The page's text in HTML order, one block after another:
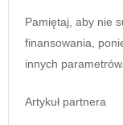
Pamiętaj, aby nie
finansowania,
innych parametrów.
Artykuł partnera